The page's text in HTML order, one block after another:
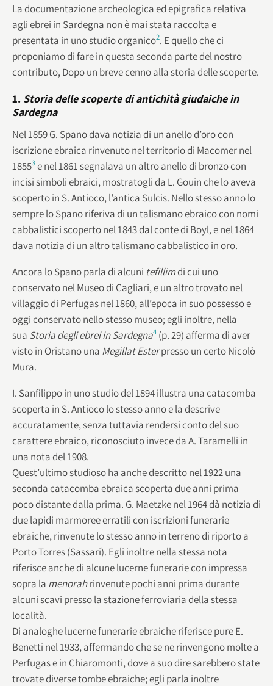
La documentazione archeologica ed epigrafica relativa
agli ebrei in Sardegna non è mai stata raccolta e
presentata in uno studio organico2. E quello che ci
proponiamo di fare in questa seconda parte del nostro
contributo, Dopo un breve cenno alla storia delle scoperte.
1. Storia delle scoperte di antichità giudaiche in
Sardegna
Nel 1859 G. Spano dava notizia di un anello d’oro con
iscrizione ebraica rinvenuto nel territorio di Macomer nel
18553e nel 1861 segnalava un altro anello di bronzo con
incisi simboli ebraici, mostratogli da L. Gouin che lo aveva
scoperto in S. Antioco, l’antica Sulcis. Nello stesso anno lo
sempre lo Spano riferiva di un talismano ebraico con nomi
cabbalistici scoperto nel 1843 dal conte di Boyl, e nel 1864
dava notizia di un altro talismano cabbalistico in oro.
Ancora lo Spano parla di alcuni tefillimdi cui uno
conservato nel Museo di Cagliari, e un altro trovato nel
villaggio di Perfugas nel 1860, all’epoca in suo possesso e
oggi conservato nello stesso museo; egli inoltre, nella
sua Storia degli ebrei in Sardegna4 (p. 29) afferma di aver
visto in Oristano una Megillat Esterpresso un certo Nicolò
Mura.
I. Sanfilippo in uno studio del 1894 illustra una catacomba
scoperta in S. Antioco lo stesso anno e la descrive
accuratamente, senza tuttavia rendersi conto del suo
carattere ebraico, riconosciuto invece da A. Taramelli in
una nota del 1908.
Quest’ultimo studioso ha anche descritto nel 1922 una
seconda catacomba ebraica scoperta due anni prima
poco distante dalla prima. G. Maetzke nel 1964 dà notizia di
due lapidi marmoree erratili con iscrizioni funerarie
ebraiche, rinvenute lo stesso anno in terreno di riporto a
Porto Torres (Sassari). Egli inoltre nella stessa nota
riferisce anche di alcune lucerne funerarie con impressa
sopra la menorahrinvenute pochi anni prima durante
alcuni scavi presso la stazione ferroviaria della stessa
località.
Di analoghe lucerne funerarie ebraiche riferisce pure E.
Benetti nel 1933, affermando che se ne rinvengono molte a
Perfugas e in Chiaromonti, dove a suo dire sarebbero state
trovate diverse tombe ebraiche; egli parla inoltre